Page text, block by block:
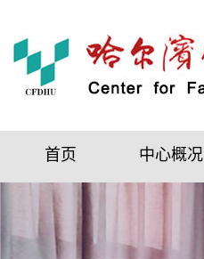
首页 中心概况